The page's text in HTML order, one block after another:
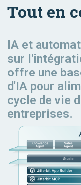
Tout en
IA et
sur
offre une
d'IA pour
cycle de vie
entreprises.